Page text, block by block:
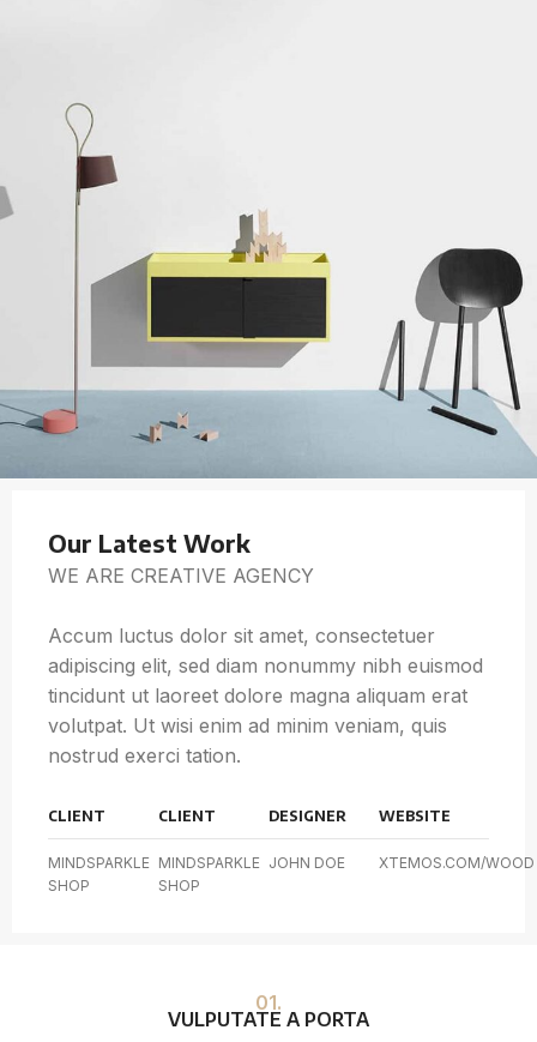
Our Latest Work
WE ARE CREATIVE AGENCY
Accum luctus dolor sit amet, consectetuer
adipiscing elit, sed diam nonummy nibh euismod
tincidunt ut laoreet dolore magna aliquam erat
volutpat. Ut wisi enim ad minim veniam, quis
nostrud exerci tation.
CLIENT
MINDSPARKLE
SHOP
CLIENT
MINDSPARKLE
SHOP
DESIGNER
JOHN DOE
WEBSITE
XTEMOS.COM/WOOD
01.
VULPUTATE A PORTA